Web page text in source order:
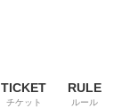
TICKET
チケット
RULE
ルール